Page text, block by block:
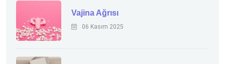
Vajina Ağrısı
06 Kasım 2025